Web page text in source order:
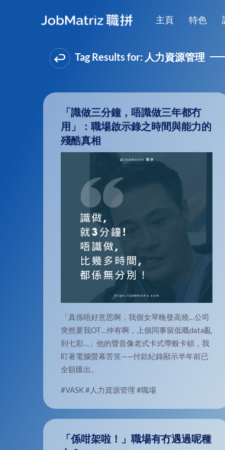
主頁 特色
Tag Results for: 人力資源管理
「識做三分鐘，唔識做三年都冇
用」：職場啟示錄之時間與能力的
殘酷真相
「真係唔好意思啊，我個女琴晚發高燒…公司
突然要我OT…仲有啊，上個同事留低嘅data亂
到七彩…」他的聲音像老式卡式帶般卡頓，我
盯著電腦螢幕苦笑——付款紀錄顯示半年前已
全額匯出。
#VASK#人力資源管理#職場
「係咁架啦！」職場有冇遇過呢種